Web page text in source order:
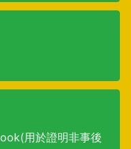
用於證明非事後